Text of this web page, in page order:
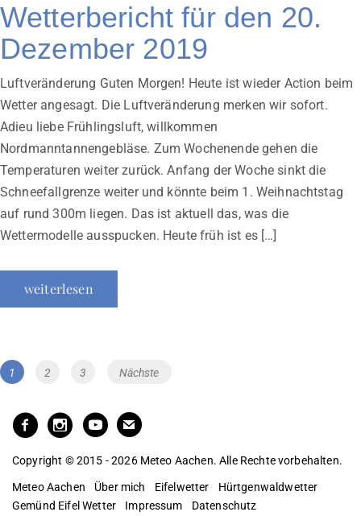
Wetterbericht für den 20.
Dezember 2019
Luftveränderung Guten Morgen! Heute ist wieder Action beim
Wetter angesagt. Die Luftveränderung merken wir sofort.
Adieu liebe Frühlingsluft, willkommen
Nordmanntannengebläse. Zum Wochenende gehen die
Temperaturen weiter zurück. Anfang der Woche sinkt die
Schneefallgrenze weiter und könnte beim 1. Weihnachtstag
auf rund 300m liegen. Das ist aktuell das, was die
Wettermodelle ausspucken. Heute früh ist es […]
weiterlesen
Beitragsnavigation
Page
1 Page
2 Page
3 Nächste
Copyright © 2015 - 2026 Meteo Aachen. Alle Rechte vorbehalten.
Meteo Aachen Über mich Eifelwetter
Hürtgenwaldwetter
Gemünd Eifel Wetter
Impressum Datenschutz